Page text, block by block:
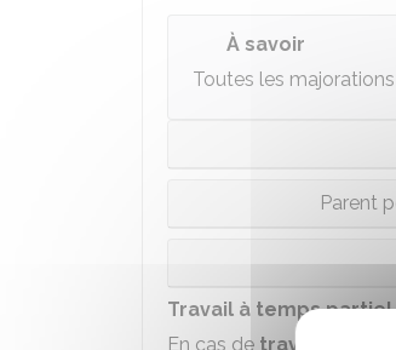
À savoir
Toutes les
Parent
Travail à temps
En cas de travail à